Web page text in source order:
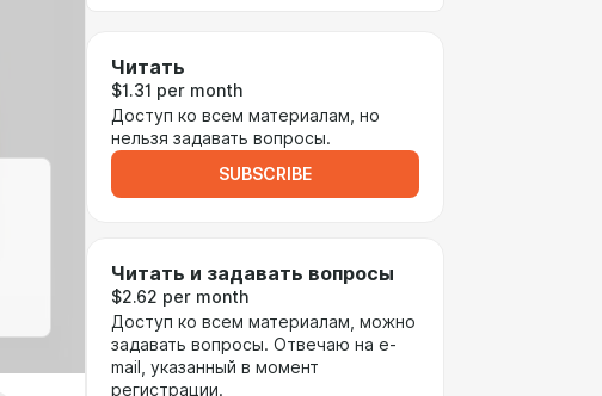
Читать
$1.31 per month
Доступ ко всем материалам, но
нельзя задавать вопросы.
SUBSCRIBE
Читать и задавать вопросы
$2.62 per month
Доступ ко всем материалам, можно
задавать вопросы. Отвечаю на e-
mail, указанный в момент
регистрации.